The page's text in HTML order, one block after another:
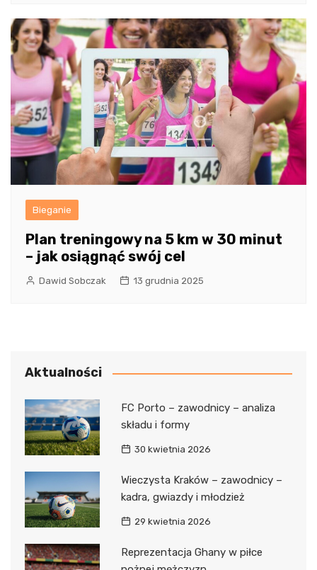
Bieganie
Plan treningowy na 5 km w 30 minut
– jak osiągnąć swój cel
Dawid Sobczak 13 grudnia 2025
Aktualności
FC Porto – zawodnicy – analiza
składu i formy
30 kwietnia 2026
Wieczysta Kraków – zawodnicy –
kadra, gwiazdy i młodzież
29 kwietnia 2026
Reprezentacja Ghany w piłce